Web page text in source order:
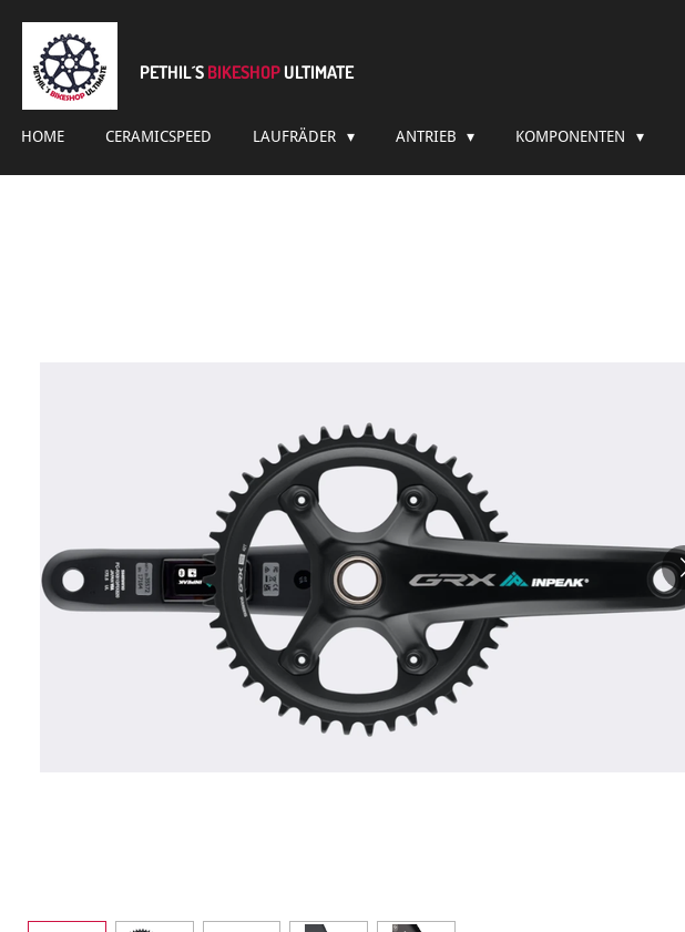
Zum
Hauptinhalt
springen
PETHIL´S BIKESHOP ULTIMATE
HOME CERAMICSPEED LAUFRÄDER ANTRIEB KOMPONENTEN